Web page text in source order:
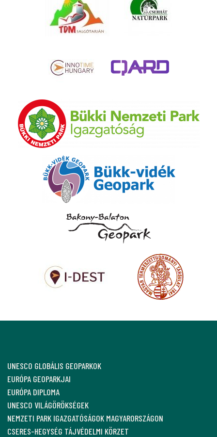
UNESCO GLOBÁLIS GEOPARKOK
EURÓPA GEOPARKJAI
EURÓPA DIPLOMA
UNESCO VILÁGÖRÖKSÉGEK
NEMZETI PARK IGAZGATÓSÁGOK MAGYARORSZÁGON
CSERES-HEGYSÉG TÁJVÉDELMI KÖRZET